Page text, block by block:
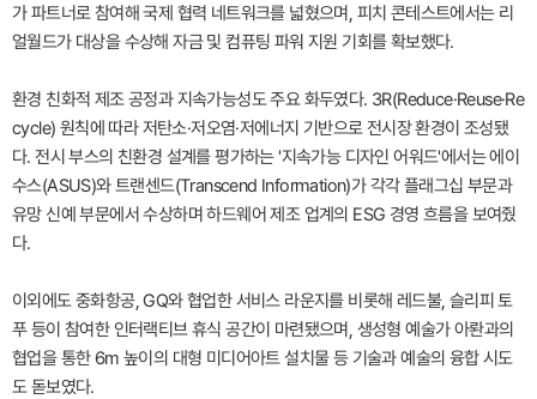
가 파트너로 참여해 국제 협력 네트워크를 넓혔으며, 피치 콘테스트에서는 리
얼월드가 대상을 수상해 자금 및 컴퓨팅 파워 지원 기회를 확보했다.
환경 친화적 제조 공정과 지속가능성도 주요 화두였다. 3R(Reduce·Reuse·Re
cycle) 원칙에 따라 저탄소·저오염·저에너지 기반으로 전시장 환경이 조성됐
다. 전시 부스의 친환경 설계를 평가하는 '지속가능 디자인 어워드'에서는 에이
수스(ASUS)와 트랜센드(Transcend Information)가 각각 플래그십 부문과
유망 신예 부문에서 수상하며 하드웨어 제조 업계의 ESG 경영 흐름을 보여줬
다.
이외에도 중화항공, GQ와 협업한 서비스 라운지를 비롯해 레드불, 슬리피 토
푸 등이 참여한 인터랙티브 휴식 공간이 마련됐으며, 생성형 예술가 아롼과의
협업을 통한 6m 높이의 대형 미디어아트 설치물 등 기술과 예술의 융합 시도
도 돋보였다.